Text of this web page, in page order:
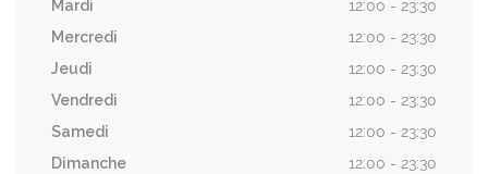
Mardi
12:00 - 23:30
Mercredi
12:00 - 23:30
Jeudi
12:00 - 23:30
Vendredi
12:00 - 23:30
Samedi
12:00 - 23:30
Dimanche
12:00 - 23:30